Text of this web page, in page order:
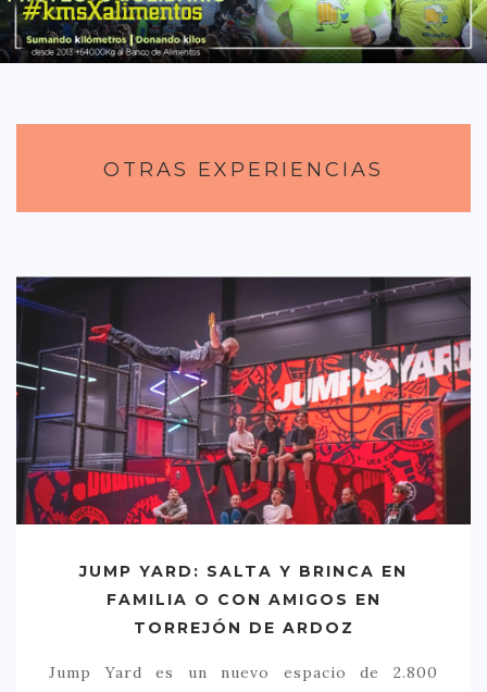
DISTRITO CHAMBERÍ
DISTRITO HORTALEZA
DISTRITO RETIRO
DISTRITO SALAMANCA
TIPO DE COMIDA
AMERICANA
ASIÁTICA
CARNES
CREATIVA
FUSIÓN
OTRAS EXPERIENCIAS
JUMP YARD: SALTA Y BRINCA EN
FAMILIA O CON AMIGOS EN
TORREJÓN DE ARDOZ
Jump Yard es un nuevo espacio de 2.800